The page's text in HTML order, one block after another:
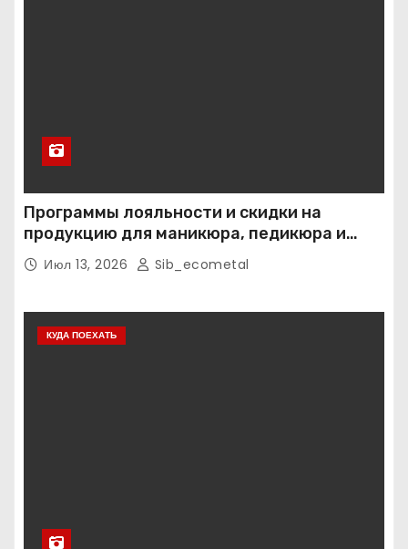
Программы лояльности и скидки на
продукцию для маникюра, педикюра и
наращивания ресниц
Июл 13, 2026 Sib_ecometal
КУДА ПОЕХАТЬ